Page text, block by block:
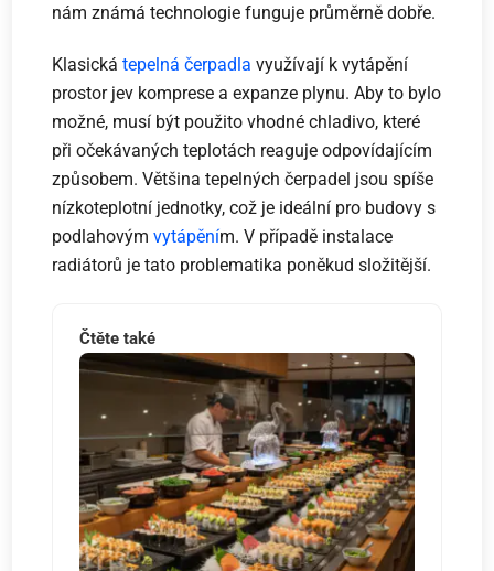
nám známá technologie funguje průměrně dobře.
Klasickátepelná čerpadla využívají k vytápění
prostor jev komprese a expanze plynu. Aby to bylo
možné, musí být použito vhodné chladivo, které
při očekávaných teplotách reaguje odpovídajícím
způsobem. Většina tepelných čerpadel jsou spíše
nízkoteplotní jednotky, což je ideální pro budovy s
podlahovýmvytápěním. V případě instalace
radiátorů je tato problematika poněkud složitější.
Čtěte také